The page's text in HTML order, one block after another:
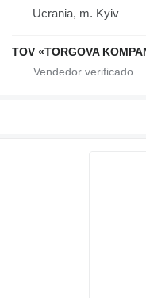
Ucrania, m. Kyiv
TOV «TORGOVA